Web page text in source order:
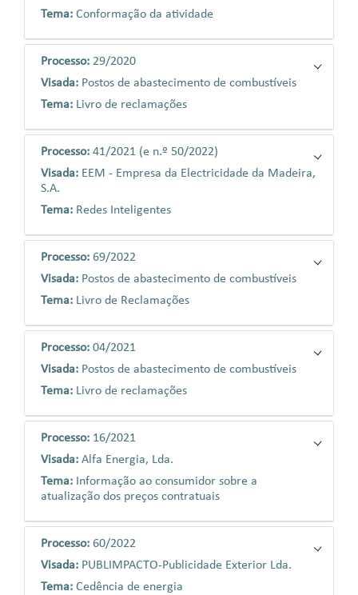
Tema: Conformação da atividade
Processo: 29/2020
Visada: Postos de abastecimento de combustíveis
Tema: Livro de reclamações
Processo: 41/2021 (e n.º 50/2022)
Visada: EEM - Empresa da Electricidade da Madeira,
S.A.
Tema: Redes Inteligentes
Processo: 69/2022
Visada: Postos de abastecimento de combustíveis
Tema: Livro de Reclamações
Processo: 04/2021
Visada: Postos de abastecimento de combustíveis
Tema: Livro de reclamações
Processo: 16/2021
Visada: Alfa Energia, Lda.
Tema: Informação ao consumidor sobre a
atualização dos preços contratuais
Processo: 60/2022
Visada: PUBLIMPACTO-Publicidade Exterior Lda.
Tema: Cedência de energia